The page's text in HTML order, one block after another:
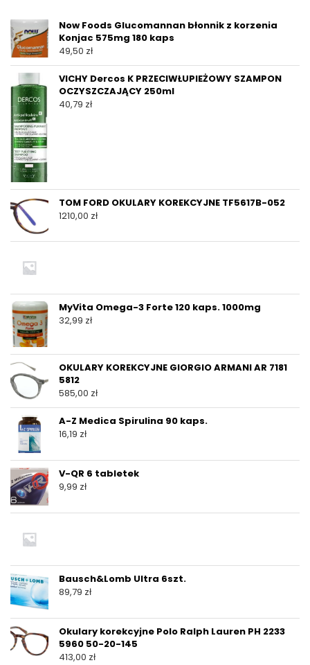
Now Foods Glucomannan błonnik z korzenia
Konjac 575mg 180 kaps
49,50 zł
VICHY Dercos K PRZECIWŁUPIEŻOWY SZAMPON
OCZYSZCZAJĄCY 250ml
40,79 zł
TOM FORD OKULARY KOREKCYJNE TF5617B-052
1210,00 zł
MyVita Omega-3 Forte 120 kaps. 1000mg
32,99 zł
OKULARY KOREKCYJNE GIORGIO ARMANI AR 7181
5812
585,00 zł
A-Z Medica Spirulina 90 kaps.
16,19 zł
V-QR 6 tabletek
9,99 zł
Bausch&Lomb Ultra 6szt.
89,79 zł
Okulary korekcyjne Polo Ralph Lauren PH 2233
5960 50-20-145
413,00 zł